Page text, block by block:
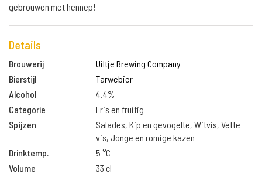
gebrouwen met hennep!
Details
Brouwerij
Uiltje Brewing Company
Bierstijl
Tarwebier
Alcohol
4.4%
Categorie
Fris en fruitig
Spijzen
Salades, Kip en gevogelte, Witvis, Vette
vis, Jonge en romige kazen
Drinktemp.
5 °C
Volume
33 cl